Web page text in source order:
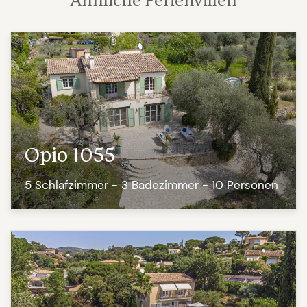
Opio 1055
5 Schlafzimmer - 3 Badezimmer - 10 Personen